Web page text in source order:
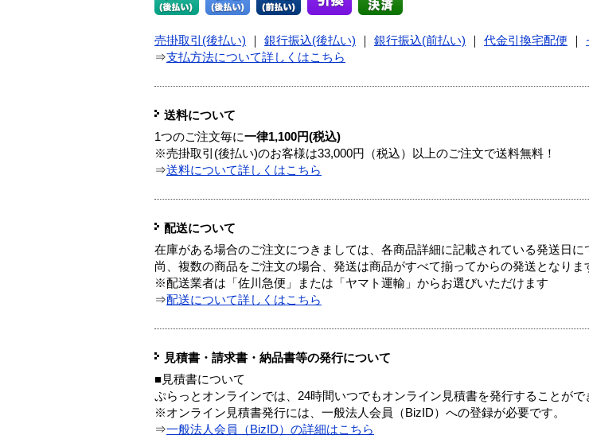
売掛取引(後払い) 銀行振込(後払い) 銀行振込(前払い) 代金引換宅配便
⇒支払方法について詳しくはこちら
送料について
1つのご注文毎に一律1,100円(税込)
※売掛取引(後払い)のお客様は33,000円（税込）以上のご注文で送料無料！
⇒送料について詳しくはこちら
配送について
在庫がある場合のご注文につきましては、各商品詳細に記載されている発送日に
尚、複数の商品をご注文の場合、発送は商品がすべて揃ってからの発送となりま
※配送業者は「佐川急便」または「ヤマト運輸」からお選びいただけます
⇒配送について詳しくはこちら
見積書・請求書・納品書等の発行について
■見積書について
ぷらっとオンラインでは、24時間いつでもオンライン見積書を発行することがで
※オンライン見積書発行には、一般法人会員（BizID）への登録が必要です。
⇒一般法人会員（BizID）の詳細はこちら